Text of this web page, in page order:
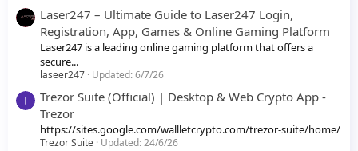
Laser247 – Ultimate Guide to Laser247 Login,
Registration, App, Games & Online Gaming Platform
Laser247 is a leading online gaming platform that offers a
secure...
laseer247 Updated:6/7/26
Trezor Suite (Official) | Desktop & Web Crypto App -
Trezor
https://sites.google.com/wallletcrypto.com/trezor-suite/home/
Trezor Suite Updated:24/6/26